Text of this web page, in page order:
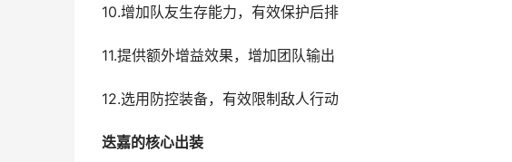
10.增加队友生存能力，有效保护后排
11.提供额外增益效果，增加团队输出
12.选用防控装备，有效限制敌人行动
迭嘉的核心出装